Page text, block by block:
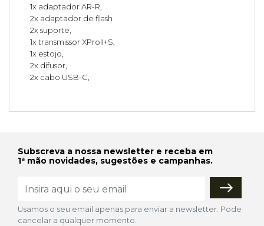
1x adaptador AR-R,
2x adaptador de flash
2x suporte,
1x transmissor XProII+S,
1x estojo,
2x difusor,
2x cabo USB-C,
Subscreva a nossa newsletter e receba em
1ª mão novidades, sugestões e campanhas.
Usamos o seu email apenas para enviar a newsletter. Pode
cancelar a qualquer momento.